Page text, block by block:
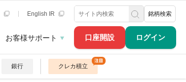
口座開設 ログイン
English IR 銘柄検索
お客様サポート
銀行 クレカ積立